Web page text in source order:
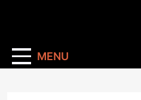
MENU